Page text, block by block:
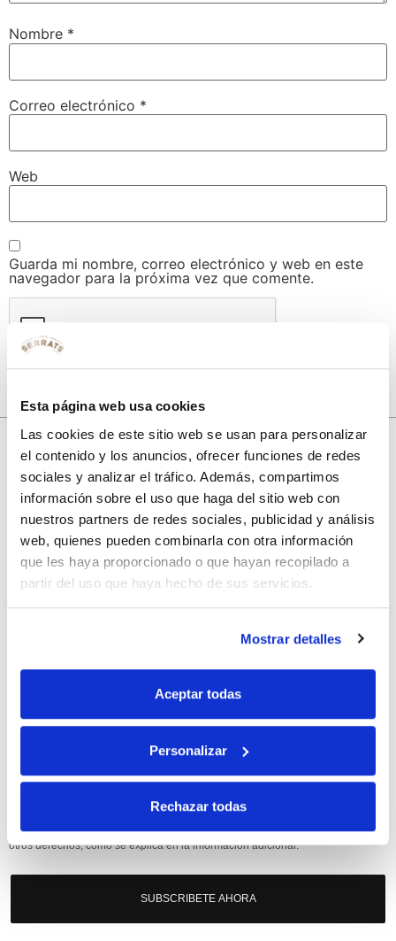
Esta página web usa cookies
Las cookies de este sitio web se usan para personalizar
el contenido y los anuncios, ofrecer funciones de redes
sociales y analizar el tráfico. Además, compartimos
información sobre el uso que haga del sitio web con
nuestros partners de redes sociales, publicidad y análisis
web, quienes pueden combinarla con otra información
que les haya proporcionado o que hayan recopilado a
partir del uso que haya hecho de sus servicios.
Mostrar detalles
Aceptar todas
Personalizar
Rechazar todas
Nombre *
Correo electrónico *
Web
Guarda mi nombre, correo electrónico y web en este
navegador para la próxima vez que comente.
10% de descuento
con tu primera compra.
Apúntate a nuestra newsletter para recibir nuestras
Responsable: HIJOS DE JOSÉ SERRATS S.A. Finalidad: tratamientos con
fines comerciales, legitimación: consentimiento, destinatarios: proveedor de
otros derechos, como se explica en la información adicional.
SUBSCRIBETE AHORA